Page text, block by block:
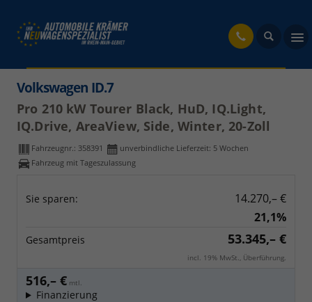
Volkswagen ID.7
Pro 210 kW Tourer Black, HuD, IQ.Light,
IQ.Drive, AreaView, Side, Winter, 20-Zoll
Fahrzeugnr.: 358391 unverbindliche Lieferzeit: 5 Wochen
Fahrzeug mit Tageszulassung
Sie sparen:
14.270,– €
21,1%
Gesamtpreis 53.345,– €
incl. 19% MwSt., Überführung.
516,– € mtl.
Finanzierung